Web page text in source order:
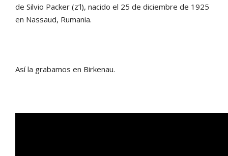
de Silvio Packer (z’l), nacido el 25 de diciembre de 1925
en Nassaud, Rumania.
Así la grabamos en Birkenau.